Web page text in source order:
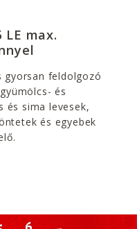
LE max.
gyorsan feldolgozó
és
és sima levesek,
és egyebek